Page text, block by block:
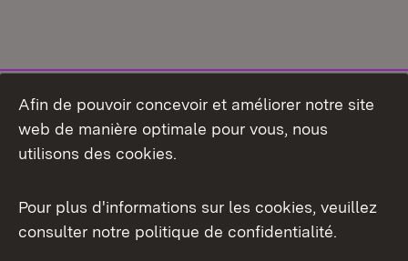
Aperçu des thèmes
Afin de pouvoir concevoir et améliorer notre site
web de manière optimale pour vous, nous
utilisons des cookies.
Pour plus d'informations sur les cookies, veuillez
consulter notre politique de confidentialité.